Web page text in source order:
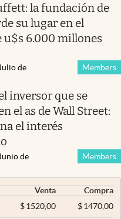
la fundación de
su lugar en el
u$s 6.000 millones
Members
de
inversor que se
el as de Wall Street:
el interés
Members
de
Venta
Compra
$ 1520,00 $1470,00